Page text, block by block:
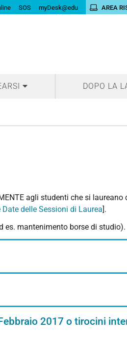
SOS myDesk@edu AREA
DOPO LA
agli studenti che si laureano
Date delle Sessioni di Laurea].
es. mantenimento borse di studio).
2017 o tirocini